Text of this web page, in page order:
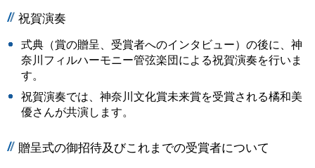
祝賀演奏
式典（賞の贈呈、受賞者へのインタビュー）の後に、神
奈川フィルハーモニー管弦楽団による祝賀演奏を行いま
す。
祝賀演奏では、神奈川文化賞未来賞を受賞される橘和美
優さんが共演します。
贈呈式の御招待及びこれまでの受賞者について